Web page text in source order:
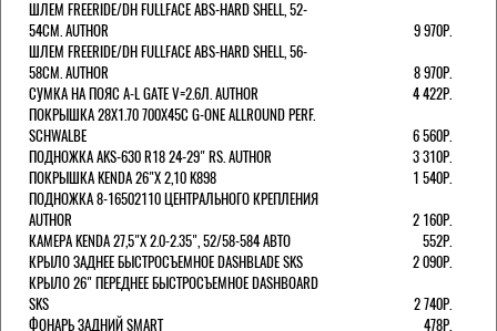
ШЛЕМ FREERIDE/DH FULLFACE ABS-HARD SHELL, 52-
54СМ. AUTHOR
9 970Р.
ШЛЕМ FREERIDE/DH FULLFACE ABS-HARD SHELL, 56-
58СМ. AUTHOR
8 970Р.
СУМКА НА ПОЯС A-L GATE V=2.6Л. AUTHOR
4 422Р.
ПОКРЫШКА 28X1.70 700X45C G-ONE ALLROUND PERF.
SCHWALBE
6 560Р.
ПОДНОЖКА AKS-630 R18 24-29" RS. AUTHOR
3 310Р.
ПОКРЫШКА KENDA 26"Х 2,10 K898
1 540Р.
ПОДНОЖКА 8-16502110 ЦЕНТРАЛЬНОГО КРЕПЛЕНИЯ
AUTHOR
2 160Р.
КАМЕРА KENDA 27,5"Х 2.0-2.35", 52/58-584 АВТО
552Р.
КРЫЛО ЗАДНЕЕ БЫСТРОСЪЕМНОЕ DASHBLADE SKS
2 090Р.
КРЫЛО 26" ПЕРЕДНЕЕ БЫСТРОСЪЕМНОЕ DASHBOARD
SKS
2 740Р.
ФОНАРЬ ЗАДНИЙ SMART
478Р.